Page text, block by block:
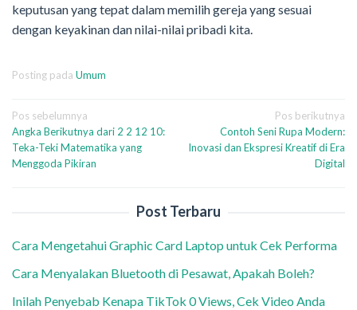
keputusan yang tepat dalam memilih gereja yang sesuai
dengan keyakinan dan nilai-nilai pribadi kita.
Posting pada Umum
Navigasi
pos
Pos sebelumnya
Angka Berikutnya dari 2 2 12 10:
Teka-Teki Matematika yang
Menggoda Pikiran
Pos berikutnya
Contoh Seni Rupa Modern:
Inovasi dan Ekspresi Kreatif di Era
Digital
Post Terbaru
Cara Mengetahui Graphic Card Laptop untuk Cek Performa
Cara Menyalakan Bluetooth di Pesawat, Apakah Boleh?
Inilah Penyebab Kenapa TikTok 0 Views, Cek Video Anda